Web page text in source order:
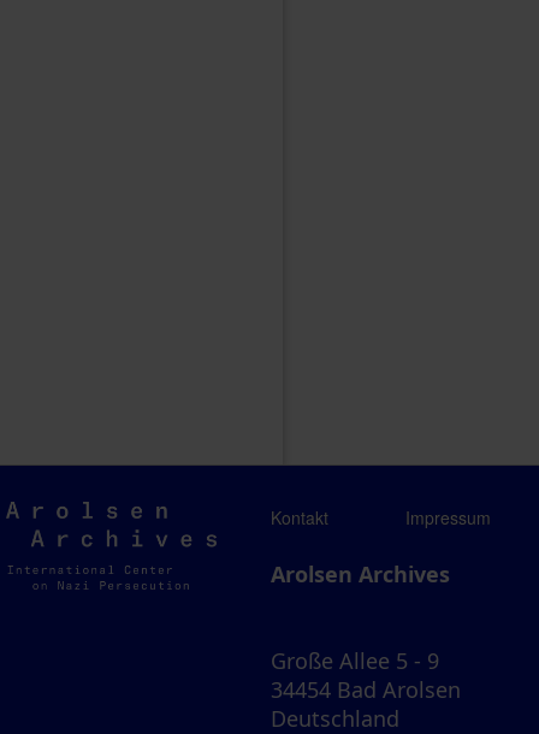
Arolsen
Archives
Kontakt Impressum
Arolsen Archives
Große Allee 5 - 9
34454 Bad Arolsen
Deutschland